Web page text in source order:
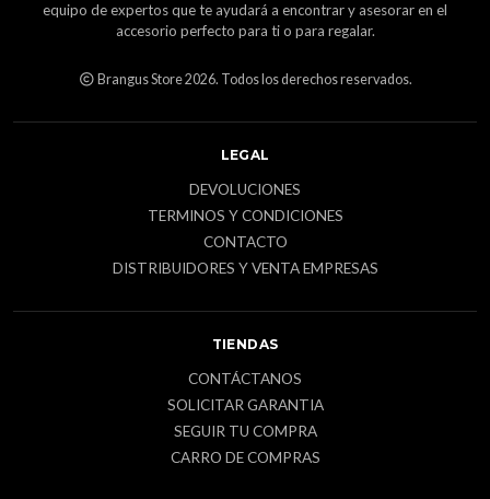
equipo de expertos que te ayudará a encontrar y asesorar en el
accesorio perfecto para ti o para regalar.
Brangus Store 2026. Todos los derechos reservados.
LEGAL
DEVOLUCIONES
TERMINOS Y CONDICIONES
CONTACTO
DISTRIBUIDORES Y VENTA EMPRESAS
TIENDAS
CONTÁCTANOS
SOLICITAR GARANTIA
SEGUIR TU COMPRA
CARRO DE COMPRAS